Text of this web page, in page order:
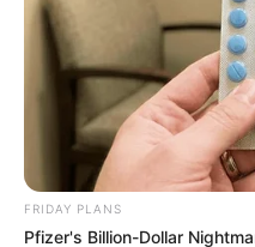
ช่วงวันที่ 21 – 31การงาน
หยิบต้องทำพร้อมๆ กัน ต้อ
ถูกจับเปลี่ยนงาน ย้ายงาน
จู้จี้จุกจิกทำให้รู้สึกเบื่อหน่
ระยะ พอเข้าที่เข้าทางบร
เงินเป็นเรื่องเดียวที่ทำให้
ทรัพย์ทั้งจากธุรกิจการค้า แ
FRIDAY PLANS
Pfizer's Billion-Dollar